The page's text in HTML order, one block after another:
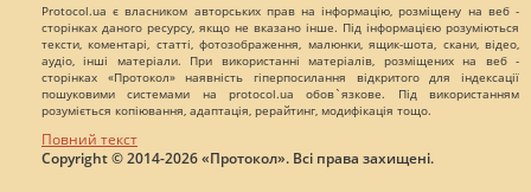
Protocol.ua є власником авторських прав на інформацію, розміщену на веб -
сторінках даного ресурсу, якщо не вказано інше. Під інформацією розуміються
тексти, коментарі, статті, фотозображення, малюнки, ящик-шота, скани, відео,
аудіо, інші матеріали. При використанні матеріалів, розміщених на веб -
сторінках «Протокол» наявність гіперпосилання відкритого для індексації
пошуковими системами на protocol.ua обов`язкове. Під використанням
розуміється копіювання, адаптація, рерайтинг, модифікація тощо.
Повний текст
Copyright © 2014-2026 «Протокол». Всі права захищені.